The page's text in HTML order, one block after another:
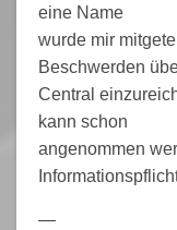
eine Name
wurde mir
Beschwerden
Central
kann schon
angenommen
—